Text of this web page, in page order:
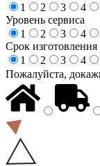
1
2 3 4
Уровень сервиса
1
2 3 4
Срок изготовления
1
2 3 4
Пожалуйста,